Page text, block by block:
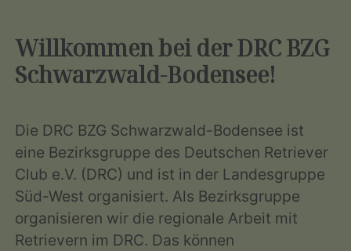
Willkommen bei der DRC BZG
Schwarzwald-Bodensee!
Die DRC BZG Schwarzwald-Bodensee ist
eine Bezirksgruppe des Deutschen Retriever
Club e.V. (DRC) und ist in der Landesgruppe
Süd-West organisiert. Als Bezirksgruppe
organisieren wir die regionale Arbeit mit
Retrievern im DRC. Das können